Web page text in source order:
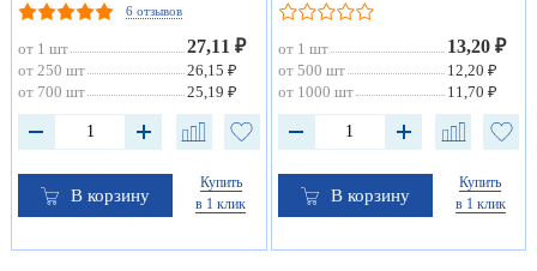
6 отзывов
от 1 шт 27,11 ₽
от 250 шт
26,15 ₽
от 700 шт
25,19 ₽
В корзину
Купить
в 1 клик
от 1 шт 13,20 ₽
от 500 шт
12,20 ₽
от 1000 шт
11,70 ₽
В корзину
Купить
в 1 клик